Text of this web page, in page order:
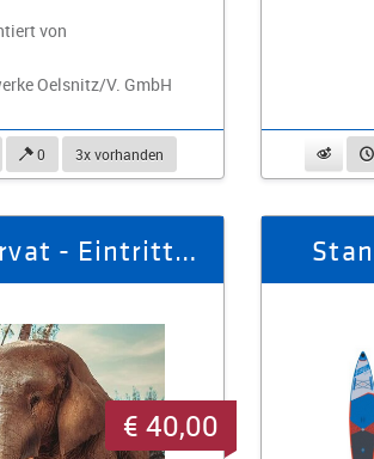
von
Oelsnitz/V. GmbH
0 3x vorhanden
Elefantenreservat - Eintrittskarten für 2 Erwachsene und 2 Kinder
€ 40,00